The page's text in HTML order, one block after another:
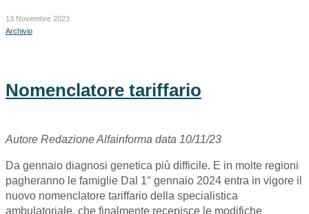
13 Novembre 2023
Archivio
Nomenclatore tariffario
Autore Redazione Alfainforma data 10/11/23
Da gennaio diagnosi genetica più difficile. E in molte regioni
pagheranno le famiglie Dal 1° gennaio 2024 entra in vigore il
nuovo nomenclatore tariffario della specialistica
ambulatoriale, che finalmente recepisce le modifiche